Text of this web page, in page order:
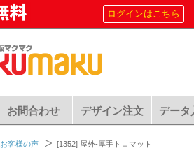
ログインはこちら
お問合わせ デザイン注文 データ
お客様の声 [1352] 屋外-厚手トロマット